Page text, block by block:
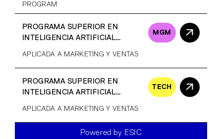
PROGRAM
PROGRAMA SUPERIOR EN
INTELIGENCIA ARTIFICIAL
MGM
APLICADA A MARKETING Y VENTAS
PROGRAMA SUPERIOR EN
INTELIGENCIA ARTIFICIAL
TECH
APLICADA A MARKETING Y VENTAS
Powered by ESIC